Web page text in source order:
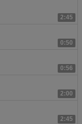
2:45
0:50
0:56
2:00
2:45